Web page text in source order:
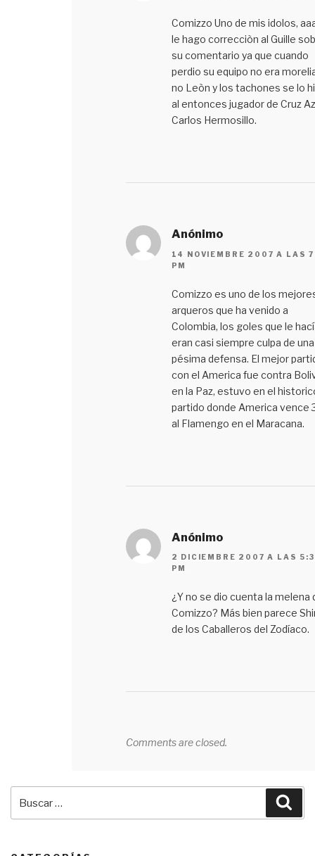
Comizzo Uno de mis idolos,
le hago correcciòn al Guille
su comentario ya que cuando
perdio su equipo no era
no Leòn y los tachones se lo
al entonces jugador de Cruz
Carlos Hermosillo.
Anónimo
14 NOVIEMBRE 2007 A LAS
PM
Comizzo es uno de los
arqueros que ha venido a
Colombia, los goles que le
eran casi siempre culpa de una
pésima defensa. El mejor
con el America fue contra
en la Paz, estuvo en el
partido donde America vence
al Flamengo en el Maracana.
Anónimo
2 DICIEMBRE 2007 A LAS
PM
¿Y no se dio cuenta la melena
Comizzo? Más bien parece
de los Caballeros del Zodíaco.
Comments are closed.